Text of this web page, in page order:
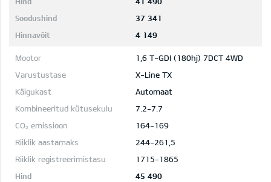
37 341
4 149
1,6 T-GDI (180hj) 7DCT 4WD
X-Line TX
Automaat
7.2-7.7
164-169
244-261,5
1715-1865
45 490